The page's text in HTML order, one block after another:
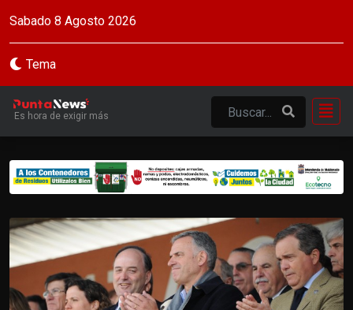
Sabado 8 Agosto 2026
Tema
Es hora de exigir más